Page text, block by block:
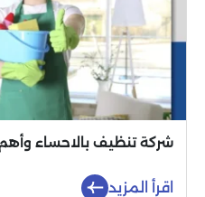
شركة تنظيف بالاحساء
اقرأ المزيد